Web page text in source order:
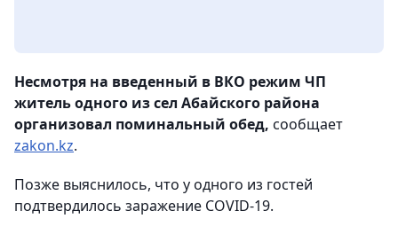
Несмотря на введенный в ВКО режим ЧП
житель одного из сел Абайского района
организовал поминальный обед, сообщает
zakon.kz.
Позже выяснилось, что у одного из гостей
подтвердилось заражение COVID-19.